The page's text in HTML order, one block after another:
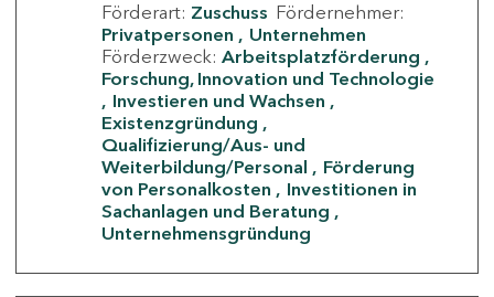
Förderart: Zuschuss Fördernehmer:
Privatpersonen
Unternehmen
Förderzweck: Arbeitsplatzförderung
Forschung, Innovation und Technologie
Investieren und Wachsen
Existenzgründung
Qualifizierung/Aus- und
Weiterbildung/Personal
Förderung
von Personalkosten
Investitionen in
Sachanlagen und Beratung
Unternehmensgründung